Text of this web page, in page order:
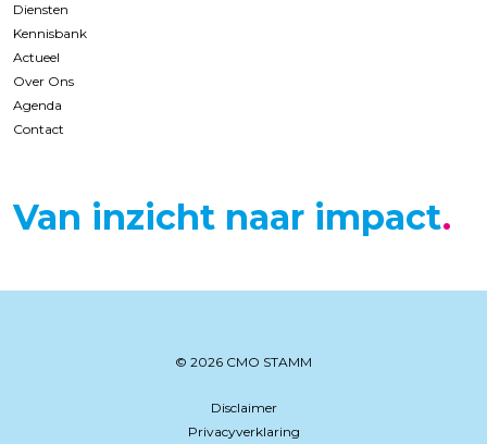
Diensten
Kennisbank
Actueel
Over Ons
Agenda
Contact
Van inzicht naar impact
© 2026 CMO STAMM
Disclaimer
Privacyverklaring